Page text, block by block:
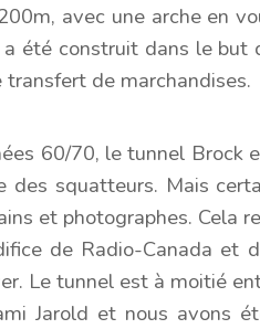
avec une arche en
été construit dans le
de marchandises.
60/70, le tunnel
des squatteurs. Mais
et photographes. Cela
de Radio-Canada et
Le tunnel est à moitié
Jarold et nous avons